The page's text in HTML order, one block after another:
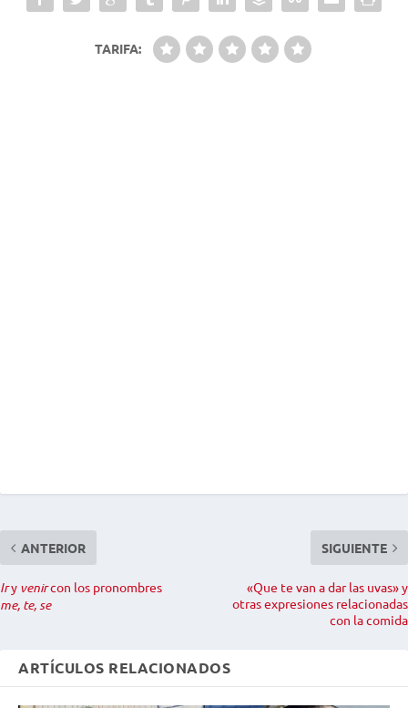
TARIFA:
ANTERIOR
Iry venircon los pronombres
me, te, se
SIGUIENTE
«Que te van a dar las uvas» y
otras expresiones relacionadas
con la comida
ARTÍCULOS RELACIONADOS